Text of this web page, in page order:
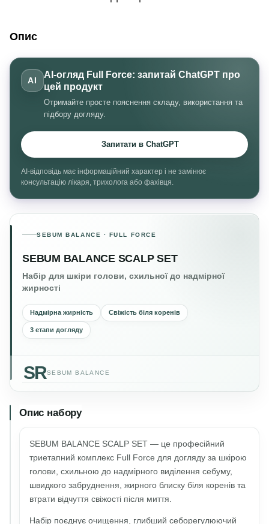
Опис
AI
AI-огляд Full Force: запитай ChatGPT про
цей продукт
Отримайте просте пояснення складу, використання та
підбору догляду.
Запитати в ChatGPT
AI-відповідь має інформаційний характер і не замінює
консультацію лікаря, трихолога або фахівця.
SEBUM BALANCE · FULL FORCE
SEBUM BALANCE SCALP SET
Набір для шкіри голови, схильної до надмірної
жирності
Надмірна жирність Свіжість біля коренів
3 етапи догляду
SRSEBUM BALANCE
Опис набору
SEBUM BALANCE SCALP SET — це професійний
триетапний комплекс Full Force для догляду за шкірою
голови, схильною до надмірного виділення себуму,
швидкого забруднення, жирного блиску біля коренів та
втрати відчуття свіжості після миття.
Набір поєднує очищення, глибший себорегулюючий